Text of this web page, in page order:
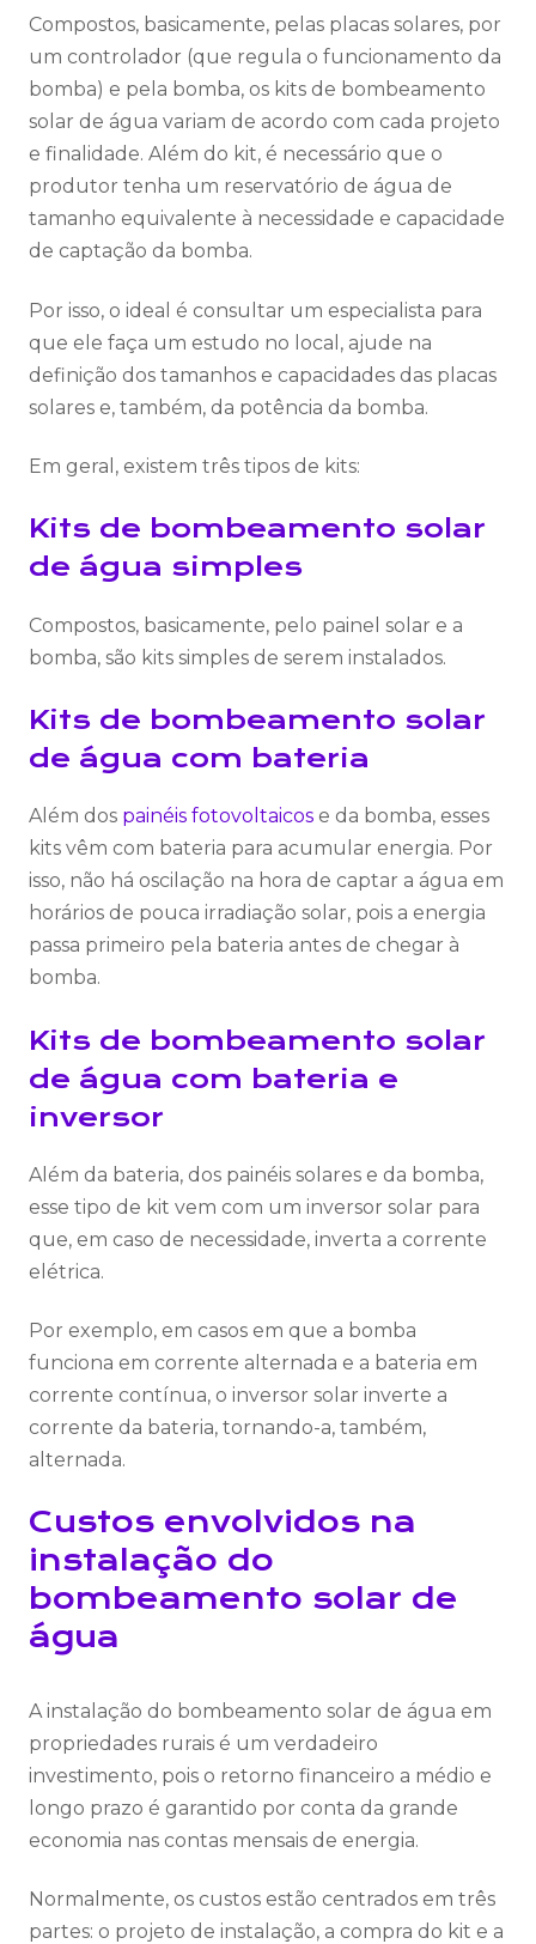
Compostos, basicamente, pelas placas solares, por
um controlador (que regula o funcionamento da
bomba) e pela bomba, os kits de bombeamento
solar de água variam de acordo com cada projeto
e finalidade. Além do kit, é necessário que o
produtor tenha um reservatório de água de
tamanho equivalente à necessidade e capacidade
de captação da bomba.
Por isso, o ideal é consultar um especialista para
que ele faça um estudo no local, ajude na
definição dos tamanhos e capacidades das placas
solares e, também, da potência da bomba.
Em geral, existem três tipos de kits:
Kits de bombeamento solar
de água simples
Compostos, basicamente, pelo painel solar e a
bomba, são kits simples de serem instalados.
Kits de bombeamento solar
de água com bateria
Além dos painéis fotovoltaicos e da bomba, esses
kits vêm com bateria para acumular energia. Por
isso, não há oscilação na hora de captar a água em
horários de pouca irradiação solar, pois a energia
passa primeiro pela bateria antes de chegar à
bomba.
Kits de bombeamento solar
de água com bateria e
inversor
Além da bateria, dos painéis solares e da bomba,
esse tipo de kit vem com um inversor solar para
que, em caso de necessidade, inverta a corrente
elétrica.
Por exemplo, em casos em que a bomba
funciona em corrente alternada e a bateria em
corrente contínua, o inversor solar inverte a
corrente da bateria, tornando-a, também,
alternada.
Custos envolvidos na
instalação do
bombeamento solar de
água
A instalação do bombeamento solar de água em
propriedades rurais é um verdadeiro
investimento, pois o retorno financeiro a médio e
longo prazo é garantido por conta da grande
economia nas contas mensais de energia.
Normalmente, os custos estão centrados em três
partes: o projeto de instalação, a compra do kit e a